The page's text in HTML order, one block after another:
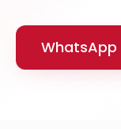
WhatsApp